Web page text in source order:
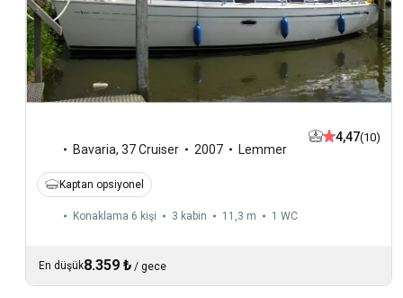
Bavaria, 37 Cruiser 2007 Lemmer
4,47(10)
Kaptan opsiyonel
Konaklama 6 kişi 3 kabin 11,3 m 1 WC
En düşük8.359 ₺ / gece